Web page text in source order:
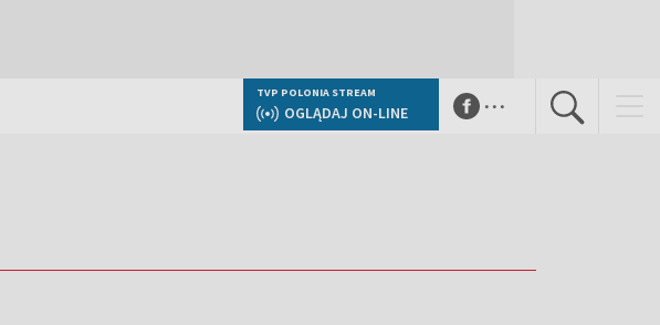
TVP POLONIA STREAM
OGLĄDAJ ON-LINE ...